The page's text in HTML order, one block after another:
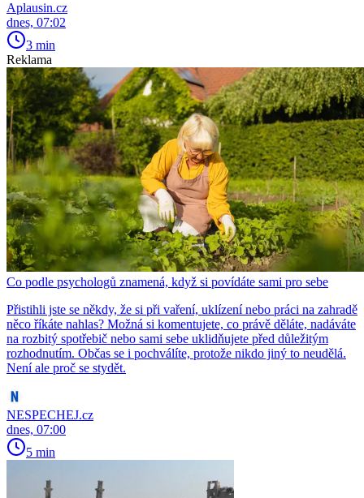
Aplausin.cz
dnes, 07:02
3 min
Reklama
Co podle psychologů znamená, když si povídáte sami pro sebe
Přistihli jste se někdy, že si při vaření, uklízení nebo práci na zahradě
něco říkáte nahlas? Možná si komentujete, co právě děláte, nadáváte
na rozbitý spotřebič nebo sami sebe uklidňujete před důležitým
rozhodnutím. Občas se i pochválíte, protože nikdo jiný to neudělá.
Není ale proč se stydět.
NESPECHEJ.cz
dnes, 07:00
5 min